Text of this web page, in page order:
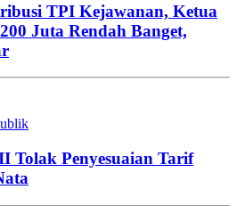
TPI Kejawanan, Ketua
Juta Rendah Banget,
Tolak Penyesuaian Tarif